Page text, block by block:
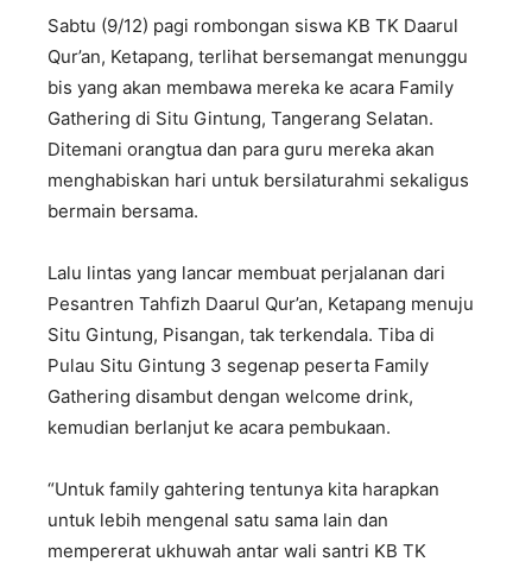
Sabtu (9/12) pagi rombongan siswa KB TK Daarul
Qur’an, Ketapang, terlihat bersemangat menunggu
bis yang akan membawa mereka ke acara Family
Gathering di Situ Gintung, Tangerang Selatan.
Ditemani orangtua dan para guru mereka akan
menghabiskan hari untuk bersilaturahmi sekaligus
bermain bersama.
Lalu lintas yang lancar membuat perjalanan dari
Pesantren Tahfizh Daarul Qur’an, Ketapang menuju
Situ Gintung, Pisangan, tak terkendala. Tiba di
Pulau Situ Gintung 3 segenap peserta Family
Gathering disambut dengan welcome drink,
kemudian berlanjut ke acara pembukaan.
“Untuk family gahtering tentunya kita harapkan
untuk lebih mengenal satu sama lain dan
mempererat ukhuwah antar wali santri KB TK